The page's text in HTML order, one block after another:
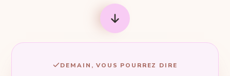
DEMAIN, VOUS POURREZ DIRE